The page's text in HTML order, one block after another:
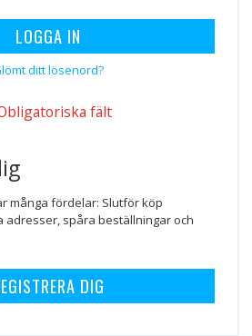
LOGGA IN
ditt lösenord?
många fördelar: Slutför köp
adresser, spåra beställningar och
DIG